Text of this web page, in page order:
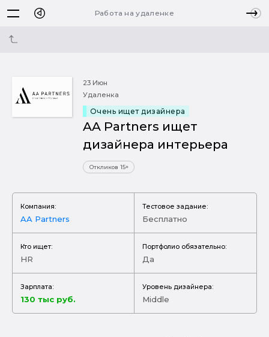
Работа на удаленке
23 Июн
Удаленка
Очень ищет дизайнера
AA Partners ищет
дизайнера интерьера
Откликов 15+
Компания:
AA Partners
Тестовое задание:
Бесплатно
Кто ищет:
HR
Портфолио обязательно:
Да
Зарплата:
130 тыс руб.
Уровень дизайнера:
Middle